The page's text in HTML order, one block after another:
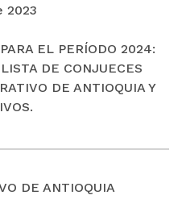
2023
EL PERÍODO 2024:
DE CONJUECES
DE ANTIOQUIA Y
DE ANTIOQUIA